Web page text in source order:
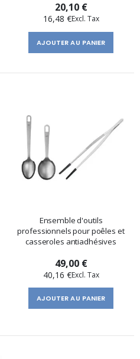
20,10 €
16,48 €
AJOUTER AU PANIER
Ensemble d'outils
professionnels pour poêles et
casseroles antiadhésives
49,00 €
40,16 €
AJOUTER AU PANIER